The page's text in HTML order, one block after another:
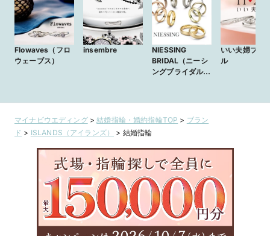
Flowaves（フロ
ウェーブス）
insembre
NIESSING
BRIDAL（ニーシ
ングブライダル）
ジュピコ）
いい夫婦ブラ
ル
マイナビウエディング>結婚指輪・婚約指輪TOP > ブラン
ド > ISLANDS（アイランズ） > 結婚指輪